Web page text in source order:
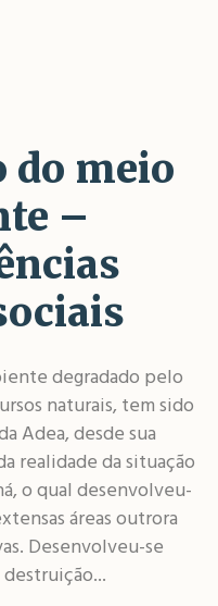
do meio
–
degradado pelo
naturais, tem sido
Adea, desde sua
realidade da situação
o qual desenvolveu-
áreas outrora
Desenvolveu-se